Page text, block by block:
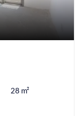
28 m²